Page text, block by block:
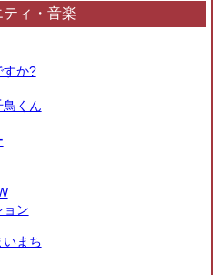
ティ・音楽
すか?
鳥くん
ョン
まち